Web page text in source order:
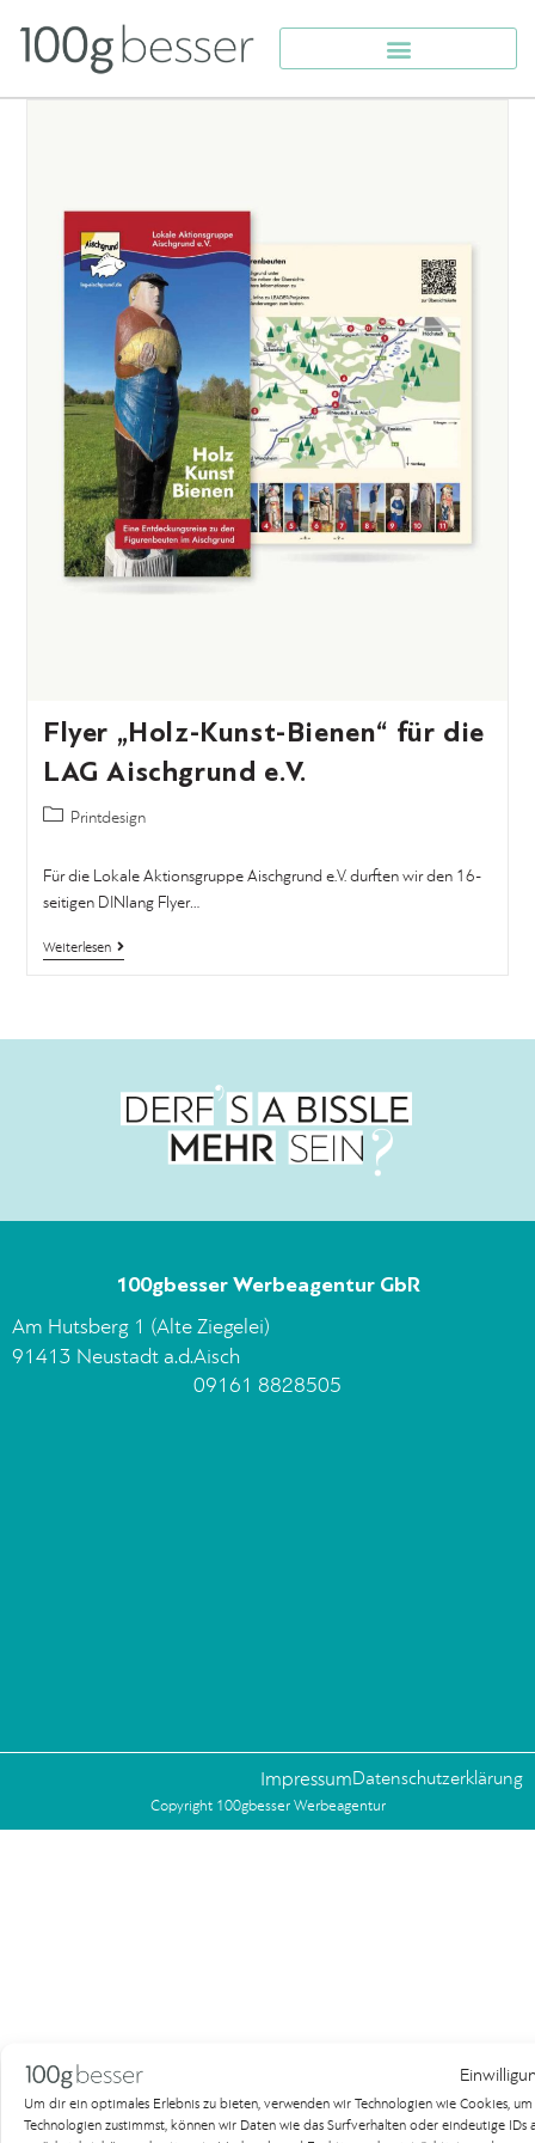
Um dir ein optimales Erlebnis zu bieten, verwenden wir Technologien wie Cookies,
Technologien zustimmst, können wir Daten wie das Surfverhalten oder eindeutige
Flyer „Holz-Kunst-Bienen“ für die
LAG Aischgrund e.V.
Printdesign
Für die Lokale Aktionsgruppe Aischgrund e.V. durften wir den 16-
seitigen DINlang Flyer…
Weiterlesen
100gbesser Werbeagentur GbR
Am Hutsberg 1 (Alte Ziegelei)
91413 Neustadt a.d.Aisch
09161 8828505
Copyright 100gbesser Werbeagentur
Datenschutzerklärung
Impressum